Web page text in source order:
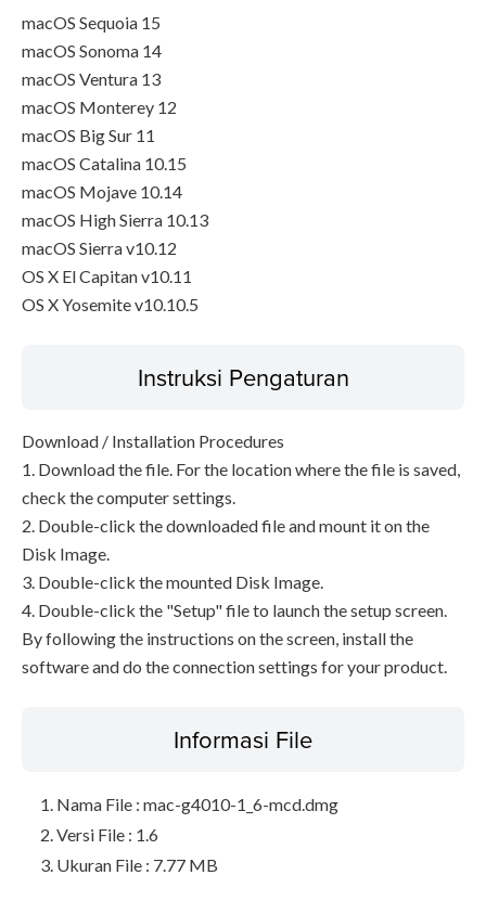
macOS Sequoia 15
macOS Sonoma 14
macOS Ventura 13
macOS Monterey 12
macOS Big Sur 11
macOS Catalina 10.15
macOS Mojave 10.14
macOS High Sierra 10.13
macOS Sierra v10.12
OS X El Capitan v10.11
OS X Yosemite v10.10.5
Instruksi Pengaturan
Download / Installation Procedures
1. Download the file. For the location where the file is saved,
check the computer settings.
2. Double-click the downloaded file and mount it on the
Disk Image.
3. Double-click the mounted Disk Image.
4. Double-click the "Setup" file to launch the setup screen.
By following the instructions on the screen, install the
software and do the connection settings for your product.
Informasi File
Nama File : mac-g4010-1_6-mcd.dmg
Versi File : 1.6
Ukuran File : 7.77 MB